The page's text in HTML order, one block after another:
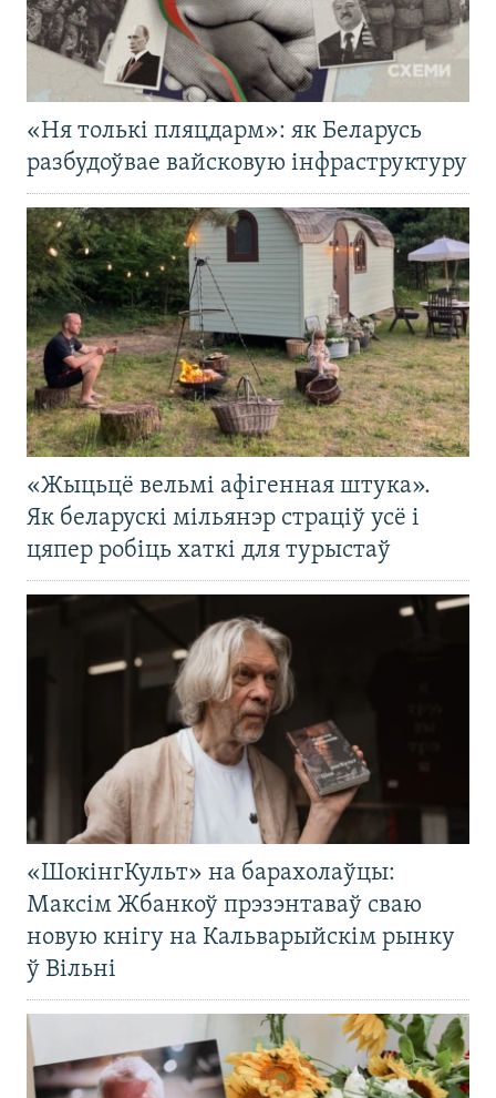
«Ня толькі пляцдарм»: як Беларусь
разбудоўвае вайсковую інфраструктуру
«Жыцьцё вельмі афігенная штука».
Як беларускі мільянэр страціў усё і
цяпер робіць хаткі для турыстаў
«ШокінгКульт» на барахолаўцы:
Максім Жбанкоў прэзэнтаваў сваю
новую кнігу на Кальварыйскім рынку
ў Вільні